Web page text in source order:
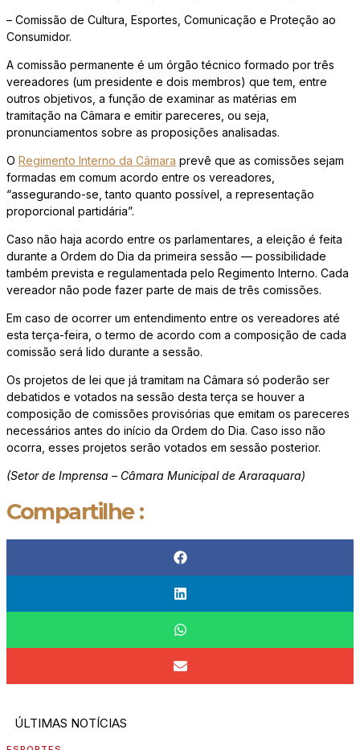
– Comissão de Cultura, Esportes, Comunicação e Proteção ao
Consumidor.
A comissão permanente é um órgão técnico formado por três
vereadores (um presidente e dois membros) que tem, entre
outros objetivos, a função de examinar as matérias em
tramitação na Câmara e emitir pareceres, ou seja,
pronunciamentos sobre as proposições analisadas.
O Regimento Interno da Câmara prevê que as comissões sejam
formadas em comum acordo entre os vereadores,
“assegurando-se, tanto quanto possível, a representação
proporcional partidária”.
Caso não haja acordo entre os parlamentares, a eleição é feita
durante a Ordem do Dia da primeira sessão — possibilidade
também prevista e regulamentada pelo Regimento Interno. Cada
vereador não pode fazer parte de mais de três comissões.
Em caso de ocorrer um entendimento entre os vereadores até
esta terça-feira, o termo de acordo com a composição de cada
comissão será lido durante a sessão.
Os projetos de lei que já tramitam na Câmara só poderão ser
debatidos e votados na sessão desta terça se houver a
composição de comissões provisórias que emitam os pareceres
necessários antes do início da Ordem do Dia. Caso isso não
ocorra, esses projetos serão votados em sessão posterior.
(Setor de Imprensa – Câmara Municipal de Araraquara)
Compartilhe :
ÚLTIMAS NOTÍCIAS